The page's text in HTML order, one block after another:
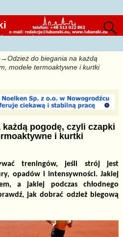
→Odzież do biegania na każdą
modele termoaktywne i kurtki
pogodę, czyli czapki
i kurtki
treningów, jeśli strój jest
opadów i intensywności. Jakiej
a jakiej podczas chłodnego
jak dobrać odzież biegową